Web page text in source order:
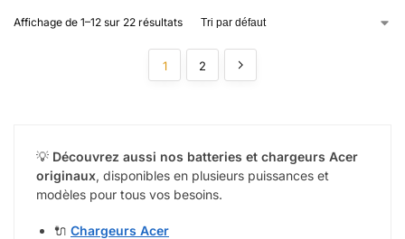
Affichage de 1–12 sur 22 résultats
1 2
💡 Découvrez aussi nos batteries et chargeurs Acer
originaux, disponibles en plusieurs puissances et
modèles pour tous vos besoins.
🔌 Chargeurs Acer